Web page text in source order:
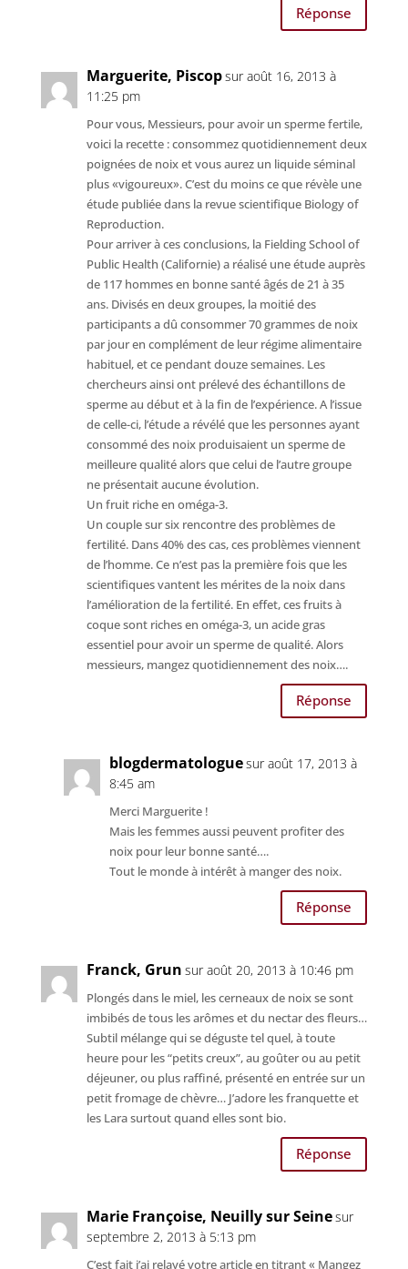
Réponse
Marguerite, Piscopsur août 16, 2013 à
11:25 pm
Pour vous, Messieurs, pour avoir un sperme fertile,
voici la recette : consommez quotidiennement deux
poignées de noix et vous aurez un liquide séminal
plus «vigoureux». C’est du moins ce que révèle une
étude publiée dans la revue scientifique Biology of
Reproduction.
Pour arriver à ces conclusions, la Fielding School of
Public Health (Californie) a réalisé une étude auprès
de 117 hommes en bonne santé âgés de 21 à 35
ans. Divisés en deux groupes, la moitié des
participants a dû consommer 70 grammes de noix
par jour en complément de leur régime alimentaire
habituel, et ce pendant douze semaines. Les
chercheurs ainsi ont prélevé des échantillons de
sperme au début et à la fin de l’expérience. A l’issue
de celle-ci, l’étude a révélé que les personnes ayant
consommé des noix produisaient un sperme de
meilleure qualité alors que celui de l’autre groupe
ne présentait aucune évolution.
Un fruit riche en oméga-3.
Un couple sur six rencontre des problèmes de
fertilité. Dans 40% des cas, ces problèmes viennent
de l’homme. Ce n’est pas la première fois que les
scientifiques vantent les mérites de la noix dans
l’amélioration de la fertilité. En effet, ces fruits à
coque sont riches en oméga-3, un acide gras
essentiel pour avoir un sperme de qualité. Alors
messieurs, mangez quotidiennement des noix….
Réponse
blogdermatologuesur août 17, 2013 à
8:45 am
Merci Marguerite !
Mais les femmes aussi peuvent profiter des
noix pour leur bonne santé….
Tout le monde à intérêt à manger des noix.
Réponse
Franck, Grun sur août 20, 2013 à 10:46 pm
Plongés dans le miel, les cerneaux de noix se sont
imbibés de tous les arômes et du nectar des fleurs…
Subtil mélange qui se déguste tel quel, à toute
heure pour les “petits creux”, au goûter ou au petit
déjeuner, ou plus raffiné, présenté en entrée sur un
petit fromage de chèvre… J’adore les franquette et
les Lara surtout quand elles sont bio.
Réponse
Marie Françoise, Neuilly sur Seinesur
septembre 2, 2013 à 5:13 pm
C’est fait j’ai relayé votre article en titrant « Mangez